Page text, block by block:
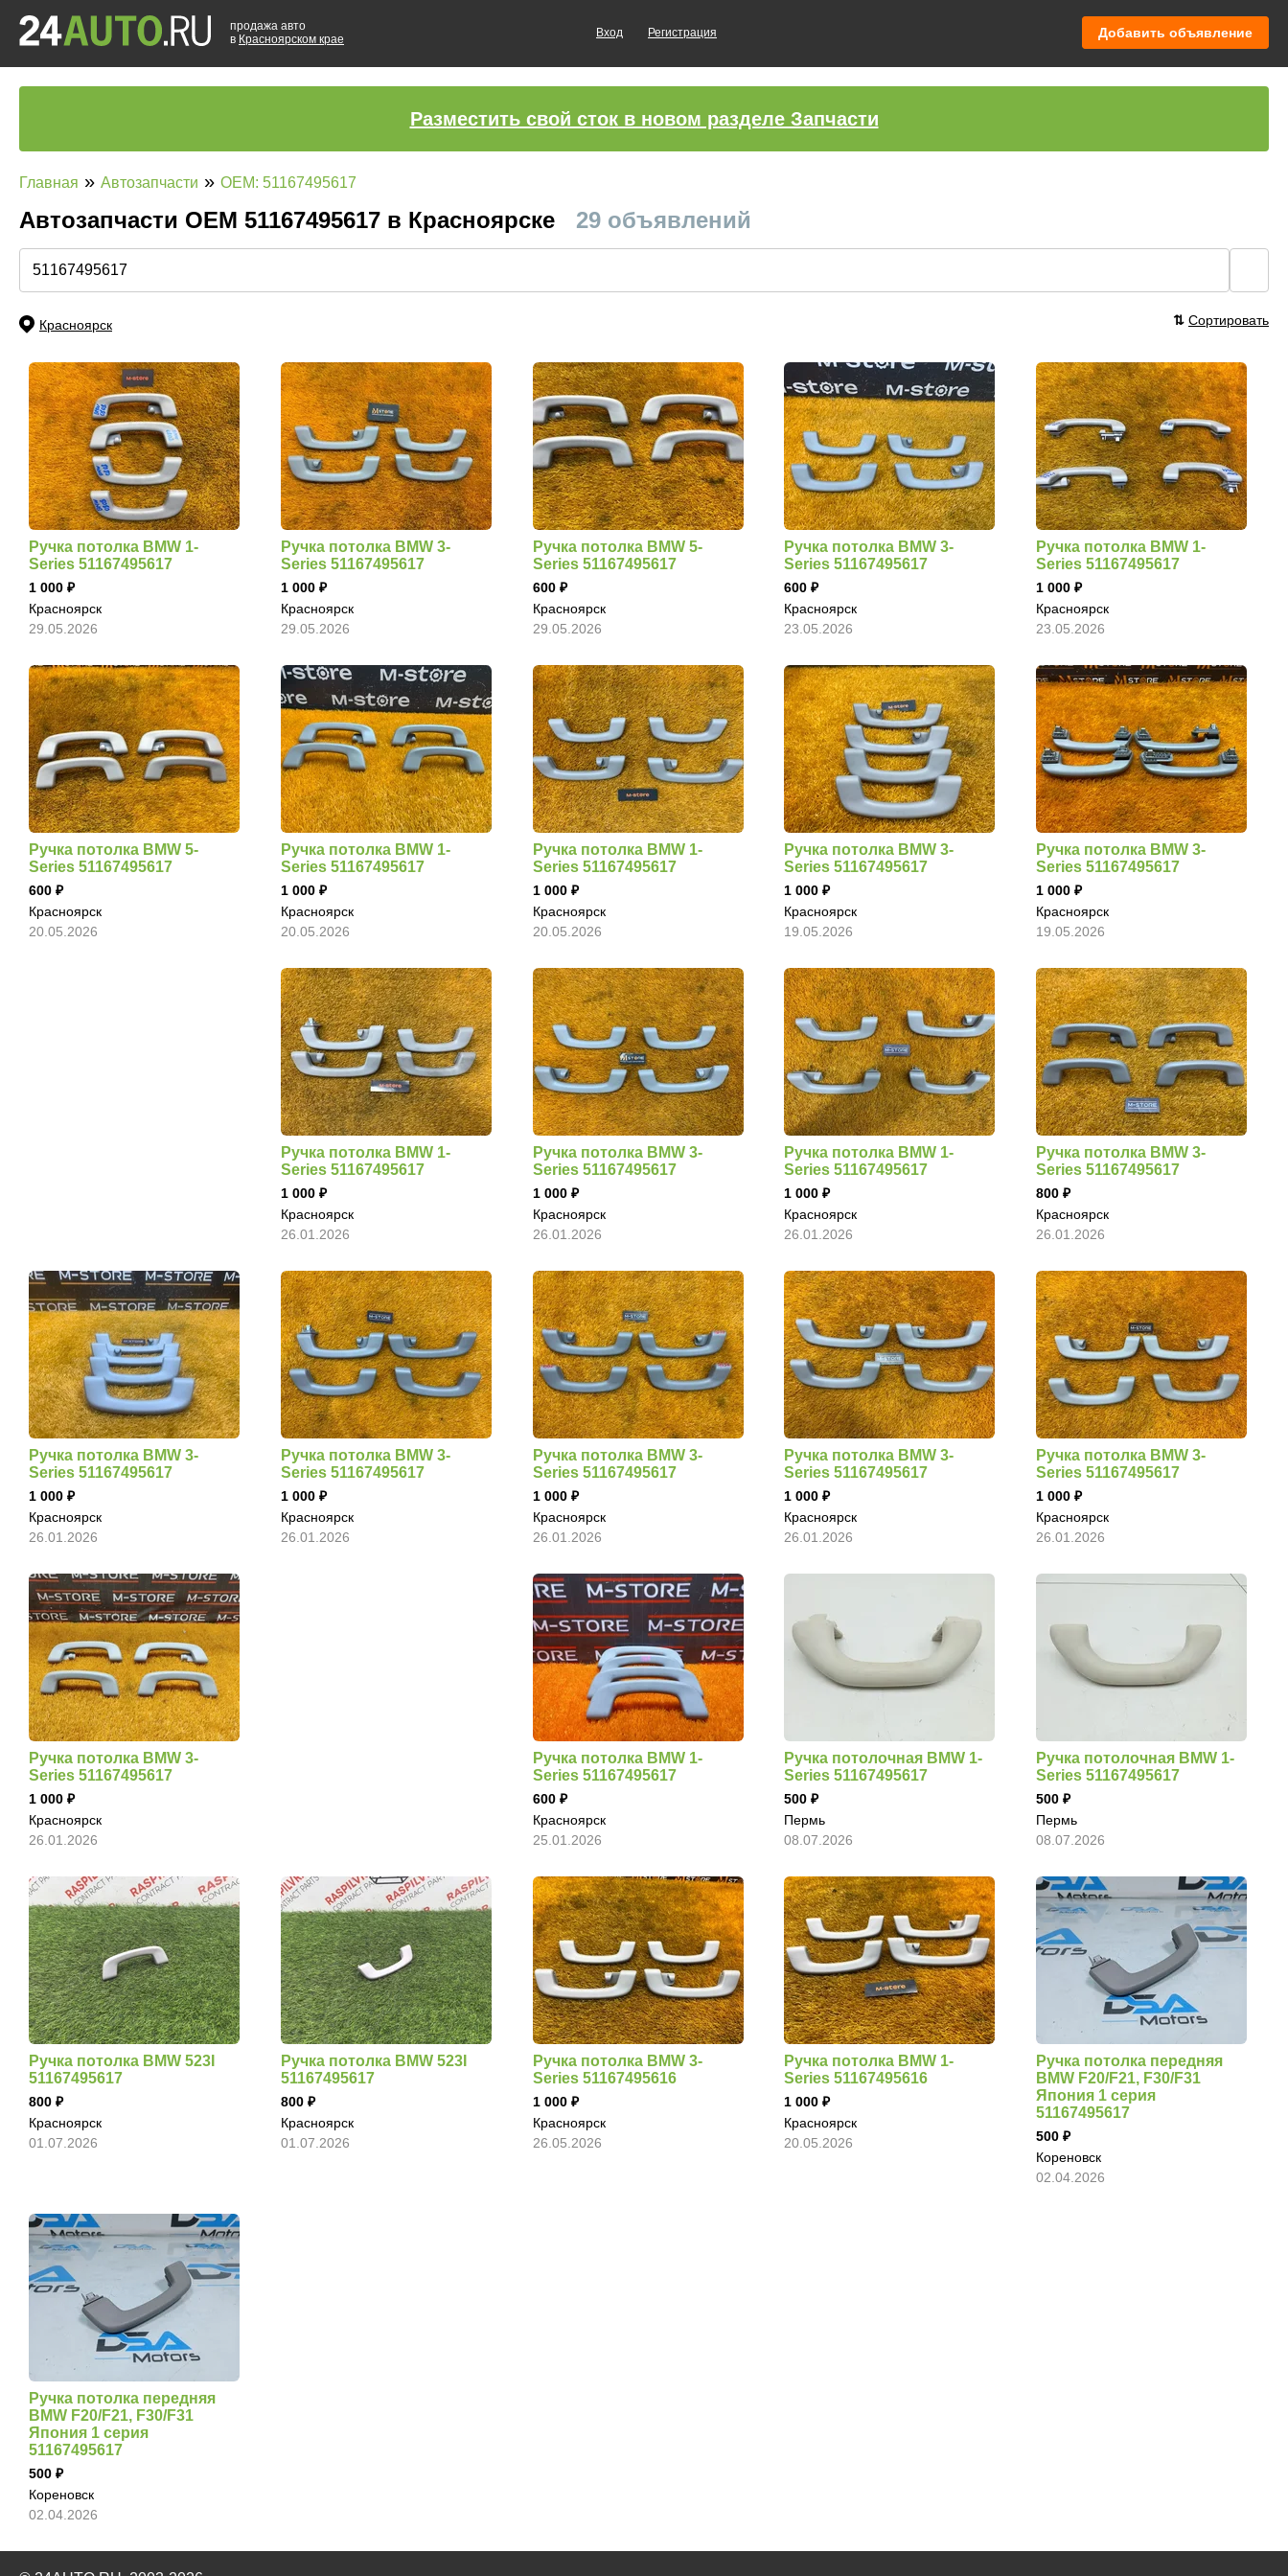
продажа авто
в Красноярском крае
Вход Регистрация Добавить объявление
Разместить свой сток в новом разделе Запчасти
Главная » Автозапчасти » OEM: 51167495617
Автозапчасти ОЕМ 51167495617 в Красноярске 29 объявлений
Красноярск ⇅ Сортировать
Ручка потолка BMW 1-
Series 51167495617
1 000
Красноярск
29.05.2026
Ручка потолка BMW 3-
Series 51167495617
1 000
Красноярск
29.05.2026
Ручка потолка BMW 5-
Series 51167495617
600
Красноярск
29.05.2026
Ручка потолка BMW 3-
Series 51167495617
600
Красноярск
23.05.2026
Ручка потолка BMW 1-
Series 51167495617
1 000
Красноярск
23.05.2026
Ручка потолка BMW 5-
Series 51167495617
600
Красноярск
20.05.2026
Ручка потолка BMW 1-
Series 51167495617
1 000
Красноярск
20.05.2026
Ручка потолка BMW 1-
Series 51167495617
1 000
Красноярск
20.05.2026
Ручка потолка BMW 3-
Series 51167495617
1 000
Красноярск
19.05.2026
Ручка потолка BMW 3-
Series 51167495617
1 000
Красноярск
19.05.2026
Ручка потолка BMW 1-
Series 51167495617
1 000
Красноярск
26.01.2026
Ручка потолка BMW 3-
Series 51167495617
1 000
Красноярск
26.01.2026
Ручка потолка BMW 1-
Series 51167495617
1 000
Красноярск
26.01.2026
Ручка потолка BMW 3-
Series 51167495617
800
Красноярск
26.01.2026
Ручка потолка BMW 3-
Series 51167495617
1 000
Красноярск
26.01.2026
Ручка потолка BMW 3-
Series 51167495617
1 000
Красноярск
26.01.2026
Ручка потолка BMW 3-
Series 51167495617
1 000
Красноярск
26.01.2026
Ручка потолка BMW 3-
Series 51167495617
1 000
Красноярск
26.01.2026
Ручка потолка BMW 3-
Series 51167495617
1 000
Красноярск
26.01.2026
Ручка потолка BMW 3-
Series 51167495617
1 000
Красноярск
26.01.2026
Ручка потолка BMW 1-
Series 51167495617
600
Красноярск
25.01.2026
Ручка потолочная BMW 1-
Series 51167495617
500
Пермь
08.07.2026
Ручка потолочная BMW 1-
Series 51167495617
500
Пермь
08.07.2026
Ручка потолка BMW 523I
51167495617
800
Красноярск
01.07.2026
Ручка потолка BMW 523I
51167495617
800
Красноярск
01.07.2026
Ручка потолка BMW 3-
Series 51167495616
1 000
Красноярск
26.05.2026
Ручка потолка BMW 1-
Series 51167495616
1 000
Красноярск
20.05.2026
Ручка потолка передняя
BMW F20/F21, F30/F31
Япония 1 серия
51167495617
500
Кореновск
02.04.2026
Ручка потолка передняя
BMW F20/F21, F30/F31
Япония 1 серия
51167495617
500
Кореновск
02.04.2026